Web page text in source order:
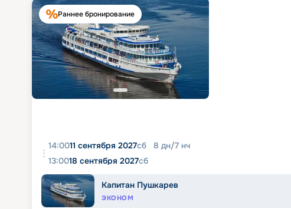
Раннее бронирование
14:0011 сентября 2027сб 8 дн/7 нч
13:0018 сентября 2027сб
Капитан Пушкарев
ЭКОНОМ